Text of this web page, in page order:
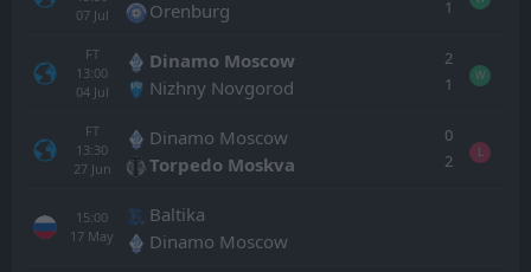
07 Jul Orenburg 1
FT
13:00
04 Jul
Dinamo Moscow
Nizhny Novgorod
2
1
W
FT
13:30
27 Jun
Dinamo Moscow
Torpedo Moskva
0
2
L
15:00
17 May
Baltika
Dinamo Moscow